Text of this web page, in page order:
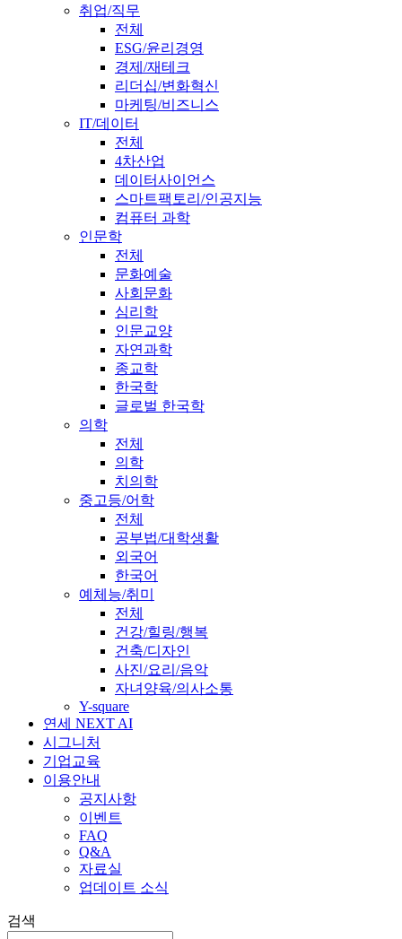
취업/직무
전체
ESG/윤리경영
경제/재테크
리더십/변화혁신
마케팅/비즈니스
IT/데이터
전체
4차산업
데이터사이언스
스마트팩토리/인공지능
컴퓨터 과학
인문학
전체
문화예술
사회문화
심리학
인문교양
자연과학
종교학
한국학
글로벌 한국학
의학
전체
의학
치의학
중고등/어학
전체
공부법/대학생활
외국어
한국어
예체능/취미
전체
건강/힐링/행복
건축/디자인
사진/요리/음악
자녀양육/의사소통
Y-square
연세 NEXT AI
시그니처
기업교육
이용안내
공지사항
이벤트
FAQ
Q&A
자료실
업데이트 소식
검색